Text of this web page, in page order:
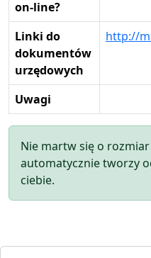
on-line?
Linki do
dokumentów
urzędowych
http://
Uwagi
Nie martw się o
automatycznie tworzy
ciebie.